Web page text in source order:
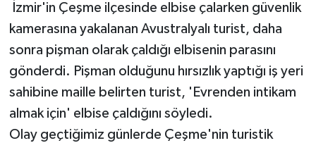
İzmir'in Çeşme ilçesinde elbise çalarken güvenlik
kamerasına yakalanan Avustralyalı turist, daha
sonra pişman olarak çaldığı elbisenin parasını
gönderdi. Pişman olduğunu hırsızlık yaptığı iş yeri
sahibine maille belirten turist, 'Evrenden intikam
almak için' elbise çaldığını söyledi.
Olay geçtiğimiz günlerde Çeşme'nin turistik